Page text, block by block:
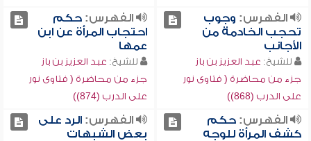
الفهرس: وجوب
تحجب الخادمة من
الأجانب
للشيخ: عبد العزيز بن باز
جزء من محاضرة ( فتاوى نور
على الدرب (868))
الفهرس:حكم
احتجاب المرأة عن ابن
عمها
للشيخ: عبد العزيز بن باز
جزء من محاضرة ( فتاوى نور
على الدرب (874))
الفهرس:حكم
كشف المرأة للوجه
الفهرس:الرد على
بعض الشبهات